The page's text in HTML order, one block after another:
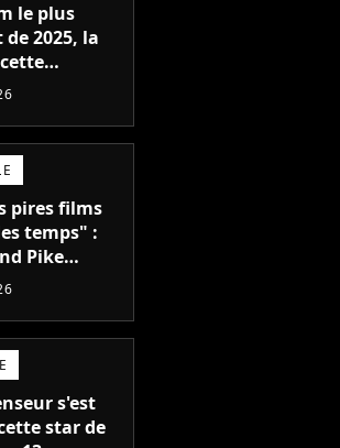
le plus
2025, la
culte est
claque la
"différends
pires films
temps" :
Pike
ce film
Dwayne
fin à
s'est
star de